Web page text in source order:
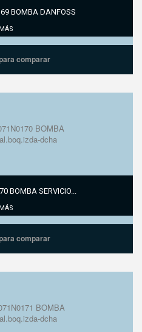
BOMBA DANFOSS
MÁS
comparar
BOMBA SERVICIO...
MÁS
comparar